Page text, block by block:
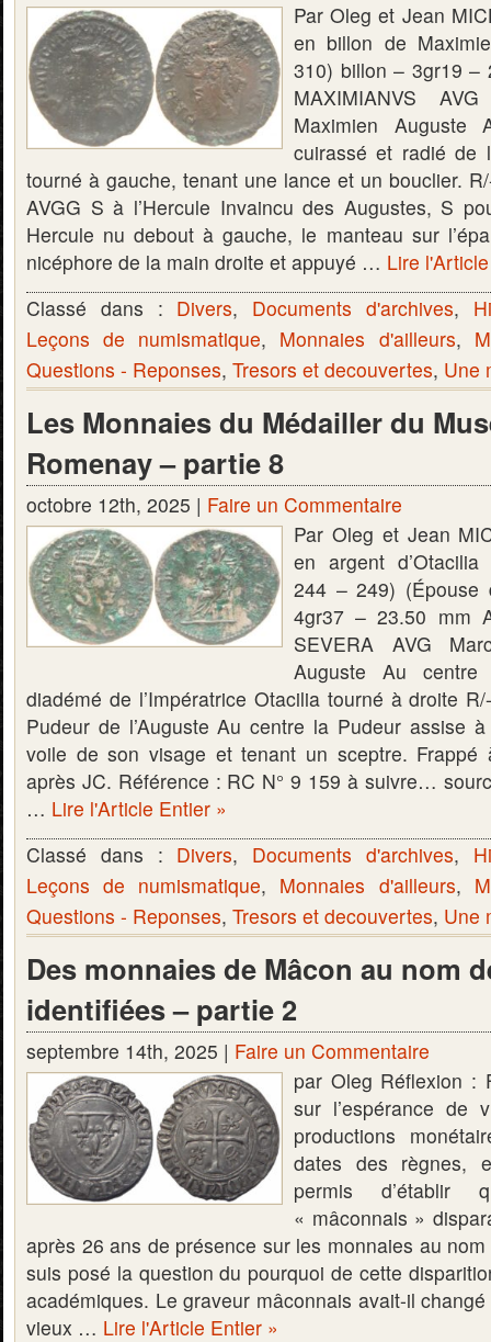
Par Oleg et Jean
en billon de
310) billon – 3gr19 –
MAXIMIANVS
Maximien
cuirassé et radié de
tourné à gauche, tenant une lance et un bouclier.
AVGG S à l’Hercule Invaincu des Augustes, S
Hercule nu debout à gauche, le manteau sur
nicéphore de la main droite et appuyé … Lire
Classé dans : Divers, Documents d'archives,
Leçons de numismatique, Monnaies d'ailleurs,
Questions - Reponses, Tresors et decouvertes, Une
Les Monnaies du Médailler du
Romenay – partie 8
octobre 12th, 2025 | Faire un Commentaire
Par Oleg et Jean
en argent
244 – 249)
4gr37 – 23.50 mm
SEVERA AVG
Auguste Au
diadémé de l’Impératrice Otacilia tourné à droite
Pudeur de l’Auguste Au centre la Pudeur assise
voile de son visage et tenant un sceptre. Frappé
après JC. Référence : RC N° 9 159 à suivre…
… Lire l'Article Entier »
Classé dans : Divers, Documents d'archives,
Leçons de numismatique, Monnaies d'ailleurs,
Questions - Reponses, Tresors et decouvertes, Une
Des monnaies de Mâcon au nom
identifiées – partie 2
septembre 14th, 2025 | Faire un Commentaire
par Oleg Réflexion :
sur l’espérance de
productions
dates des règnes,
permis
« mâconnais »
après 26 ans de présence sur les monnaies au
suis posé la question du pourquoi de cette
académiques. Le graveur mâconnais avait-il changé
vieux … Lire l'Article Entier »